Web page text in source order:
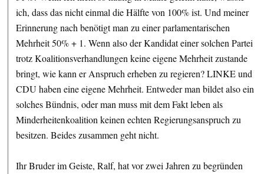
ich, dass das nicht einmal die Hälfte von 100% ist. Und meiner
Erinnerung nach benötigt man zu einer parlamentarischen
Mehrheit 50% + 1. Wenn also der Kandidat einer solchen Partei
trotz Koalitionsverhandlungen keine eigene Mehrheit zustande
bringt, wie kann er Anspruch erheben zu regieren? LINKE und
CDU haben eine eigene Mehrheit. Entweder man bildet also ein
solches Bündnis, oder man muss mit dem Fakt leben als
Minderheitenkoalition keinen echten Regierungsanspruch zu
besitzen. Beides zusammen geht nicht.
Ihr Bruder im Geiste, Ralf, hat vor zwei Jahren zu begründen